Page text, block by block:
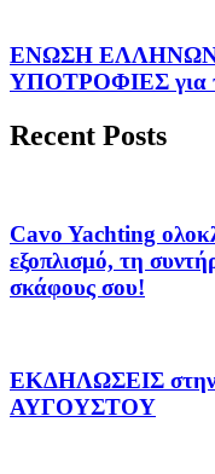
ΕΝΩΣΗ ΕΛΛΗΝΩΝ
ΥΠΟΤΡΟΦΙΕΣ για
Recent Posts
Cavo Yachting
εξοπλισμό, τη
σκάφους σου!
ΕΚΔΗΛΩΣΕΙΣ
ΑΥΓΟΥΣΤΟΥ